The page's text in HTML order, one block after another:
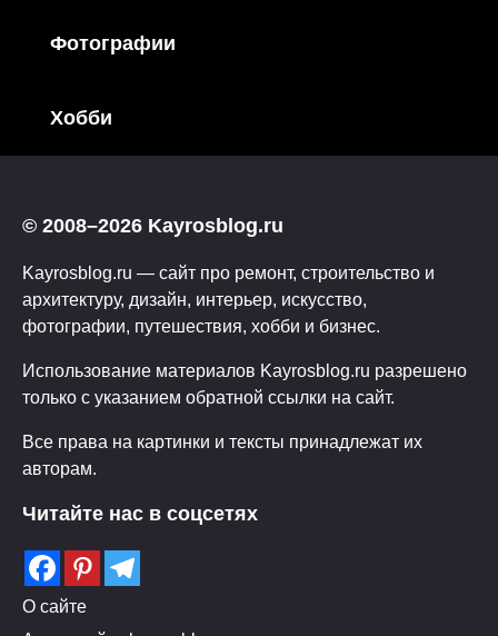
Фотографии
Хобби
© 2008–2026 Kayrosblog.ru
Kayrosblog.ru — сайт про ремонт, строительство и
архитектуру, дизайн, интерьер, искусство,
фотографии, путешествия, хобби и бизнес.
Использование материалов Kayrosblog.ru разрешено
только с указанием обратной ссылки на сайт.
Все права на картинки и тексты принадлежат их
авторам.
Читайте нас в соцсетях
О сайте